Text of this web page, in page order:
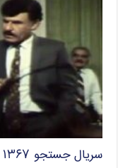
سریال جستجو ۱۳۶۷